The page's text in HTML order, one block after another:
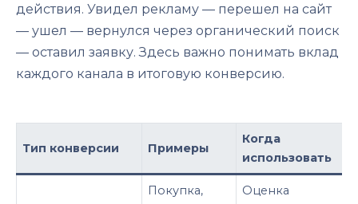
действия. Увидел рекламу — перешел на сайт
— ушел — вернулся через органический поиск
— оставил заявку. Здесь важно понимать вклад
каждого канала в итоговую конверсию.
Тип конверсии Примеры
Когда
использовать
Покупка,
Оценка